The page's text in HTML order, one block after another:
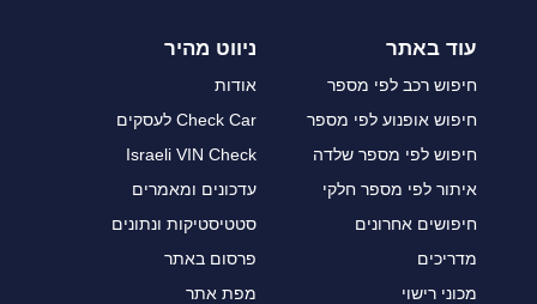
עוד באתר
חיפוש רכב לפי מספר
חיפוש אופנוע לפי מספר
חיפוש לפי מספר שלדה
איתור לפי מספר חלקי
חיפושים אחרונים
מדריכים
מכוני רישוי
ניווט מהיר
אודות
Check Car לעסקים
Israeli VIN Check
עדכונים ומאמרים
סטטיסטיקות ונתונים
פרסום באתר
מפת אתר